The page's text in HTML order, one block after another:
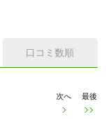
口コミ数順
次へ 最後